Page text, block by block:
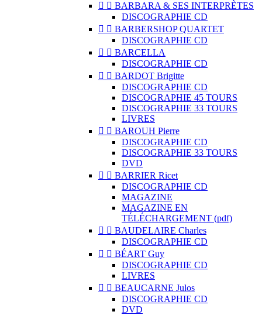
  BARBARA & SES INTERPRÈTES
DISCOGRAPHIE CD
  BARBERSHOP QUARTET
DISCOGRAPHIE CD
  BARCELLA
DISCOGRAPHIE CD
  BARDOT Brigitte
DISCOGRAPHIE CD
DISCOGRAPHIE 45 TOURS
DISCOGRAPHIE 33 TOURS
LIVRES
  BAROUH Pierre
DISCOGRAPHIE CD
DISCOGRAPHIE 33 TOURS
DVD
  BARRIER Ricet
DISCOGRAPHIE CD
MAGAZINE
MAGAZINE EN
TÉLÉCHARGEMENT (pdf)
  BAUDELAIRE Charles
DISCOGRAPHIE CD
  BÉART Guy
DISCOGRAPHIE CD
LIVRES
  BEAUCARNE Julos
DISCOGRAPHIE CD
DVD